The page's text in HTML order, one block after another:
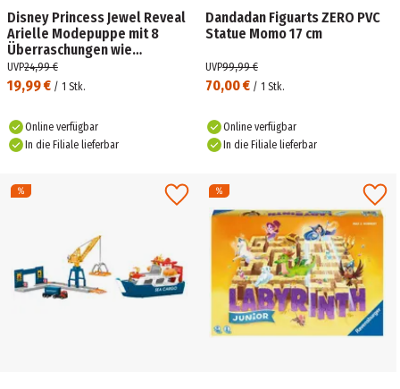
Disney Princess Jewel Reveal
Arielle Modepuppe mit 8
Überraschungen wie
Juwelenbox und 10
Zubehörteilen
19,99 € / 1 Stk.
UVP24,99 €
Online verfügbar
In die Filiale lieferbar
Dandadan Figuarts ZERO PVC
Statue Momo 17 cm
70,00 € / 1 Stk.
UVP99,99 €
Online verfügbar
In die Filiale lieferbar